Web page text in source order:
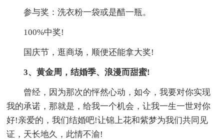
参与奖：洗衣粉一袋或是醋一瓶。
100%中奖!
国庆节，逛商场，顺便还能拿大奖!
3、黄金周，结婚季、浪漫而甜蜜!
曾经，因为那次的怦然心动，如今，我要对你实现
我的承诺，那就是，给我一个机会，让我一生一世对你
好!亲爱的，我们结婚吧!让锦上花和紫梦为我们共同见
证，天长地久，此情不渝!